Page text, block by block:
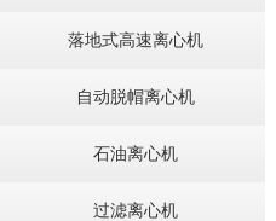
落地式高速离心机
自动脱帽离心机
石油离心机
过滤离心机